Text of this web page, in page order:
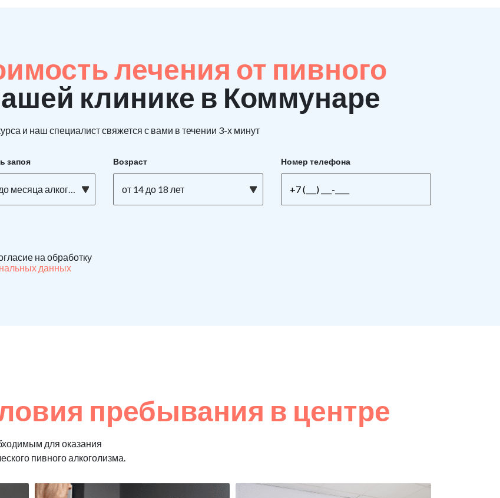
лечения от пивного
клинике в Коммунаре
и наш специалист свяжется с вами в течении 3-х минут
запоя
алкоголизма
Возраст
от 14 до 18 лет
Номер телефона
на обработку
данных
пребывания в центре
для оказания
пивного алкоголизма.